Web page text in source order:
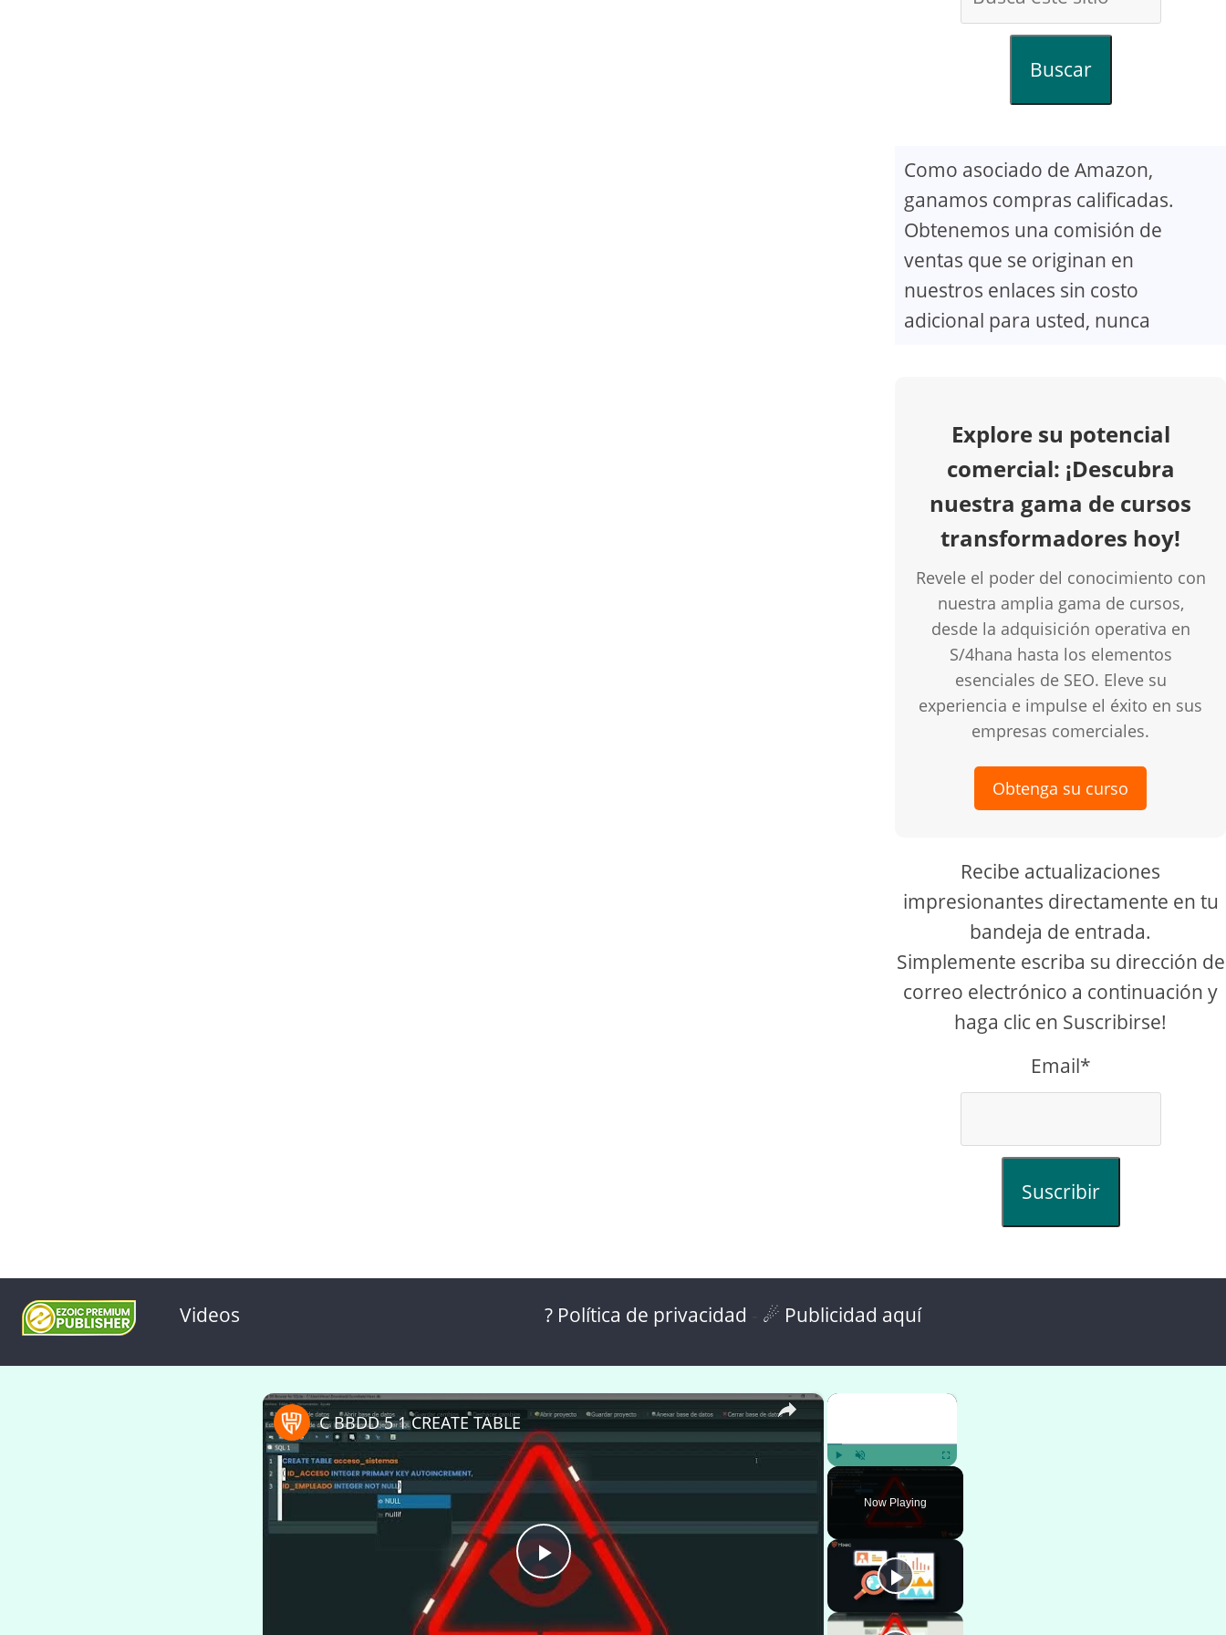
Buscar
Como asociado de Amazon,
ganamos compras calificadas.
Obtenemos una comisión de
ventas que se originan en
nuestros enlaces sin costo
adicional para usted, nunca
Explore su potencial
comercial: ¡Descubra
nuestra gama de cursos
transformadores hoy!
Revele el poder del conocimiento con
nuestra amplia gama de cursos,
desde la adquisición operativa en
S/4hana hasta los elementos
esenciales de SEO. Eleve su
experiencia e impulse el éxito en sus
empresas comerciales.
Obtenga su curso
Recibe actualizaciones
impresionantes directamente en tu
bandeja de entrada.
Simplemente escriba su dirección de
correo electrónico a continuación y
haga clic en Suscribirse!
Email*
Suscribir
Videos ? Política de privacidad ☄ Publicidad aquí
×
Play Fullscreen
Now Playing
×
P
C BBDD 5 1 CREATE TABLE